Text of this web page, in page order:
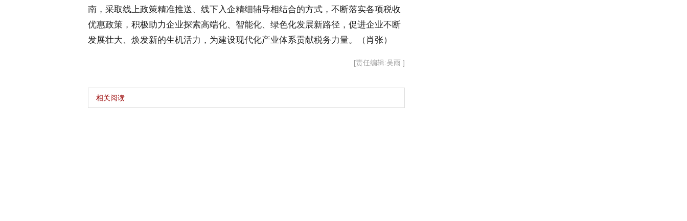
南，采取线上政策精准推送、线下入企精细辅导相结合的方式，不断落实各项税收
优惠政策，积极助力企业探索高端化、智能化、绿色化发展新路径，促进企业不断
发展壮大、焕发新的生机活力，为建设现代化产业体系贡献税务力量。（肖张）
[责任编辑:吴雨 ]
相关阅读